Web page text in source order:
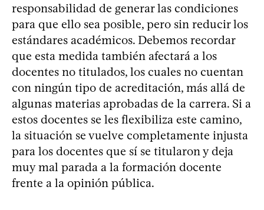
responsabilidad de generar las condiciones
para que ello sea posible, pero sin reducir los
estándares académicos. Debemos recordar
que esta medida también afectará a los
docentes no titulados, los cuales no cuentan
con ningún tipo de acreditación, más allá de
algunas materias aprobadas de la carrera. Si a
estos docentes se les flexibiliza este camino,
la situación se vuelve completamente injusta
para los docentes que sí se titularon y deja
muy mal parada a la formación docente
frente a la opinión pública.